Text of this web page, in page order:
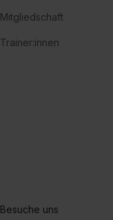
Mitgliedschaft
Trainer:innen
Besuche uns